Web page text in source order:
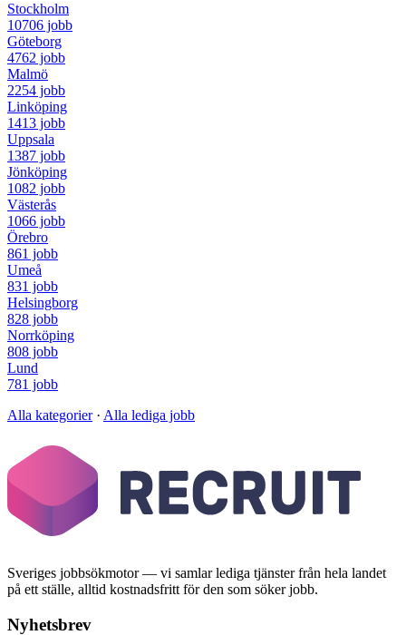
Stockholm
10706 jobb
Göteborg
4762 jobb
Malmö
2254 jobb
Linköping
1413 jobb
Uppsala
1387 jobb
Jönköping
1082 jobb
Västerås
1066 jobb
Örebro
861 jobb
Umeå
831 jobb
Helsingborg
828 jobb
Norrköping
808 jobb
Lund
781 jobb
Alla kategorier· Alla lediga jobb
Sveriges jobbsökmotor — vi samlar lediga tjänster från hela landet
på ett ställe, alltid kostnadsfritt för den som söker jobb.
Nyhetsbrev